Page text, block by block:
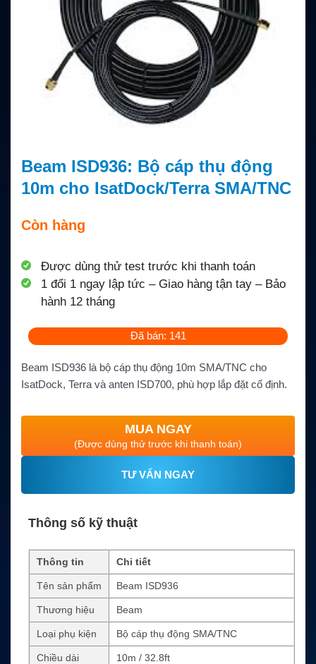
Beam ISD936: Bộ cáp thụ động
10m cho IsatDock/Terra SMA/TNC
Còn hàng
Được dùng thử test trước khi thanh toán
1 đổi 1 ngay lập tức – Giao hàng tận tay – Bảo
hành 12 tháng
Đã bán: 141
Beam ISD936 là bộ cáp thụ động 10m SMA/TNC cho
IsatDock, Terra và anten ISD700, phù hợp lắp đặt cố định.
MUA NGAY
(Được dùng thử trước khi thanh toán)
TƯ VẤN NGAY
Thông số kỹ thuật
Thông tin Chi tiết
Tên sản phẩm Beam ISD936
Thương hiệu Beam
Loại phụ kiện Bộ cáp thụ động SMA/TNC
Chiều dài 10m / 32.8ft